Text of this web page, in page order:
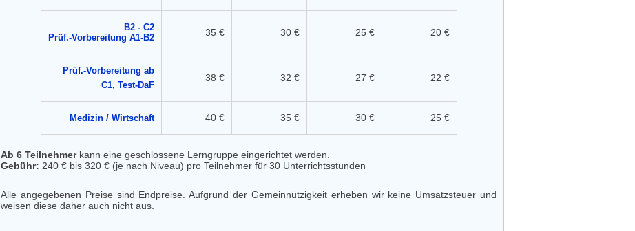
B2 - C2
Prüf.-Vorbereitung A1-B2
35 € 30 € 25 € 20 €
Prüf.-Vorbereitung ab
C1, Test-DaF
38 € 32 € 27 € 22 €
Medizin / Wirtschaft 40 € 35 € 30 € 25 €
Ab 6 Teilnehmerkann eine geschlossene Lerngruppe eingerichtet werden.
Gebühr: 240 € bis 320 € (je nach Niveau) pro Teilnehmer für 30 Unterrichtsstunden
Alle angegebenen Preise sind Endpreise. Aufgrund der Gemeinnützigkeit erheben wir keine Umsatzsteuer und
weisen diese daher auch nicht aus.